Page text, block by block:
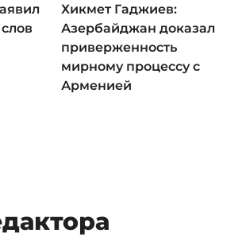
Хикмет Гаджиев:
Азербайджан доказал
приверженность
мирному процессу с
Арменией